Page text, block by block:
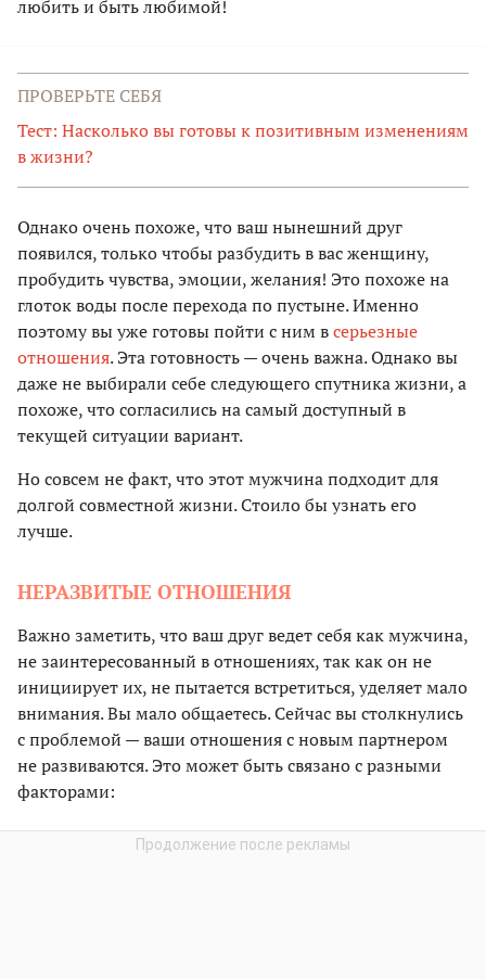
любить и быть любимой!
ПРОВЕРЬТЕ СЕБЯ
Тест: Насколько вы готовы к позитивным изменениям
в жизни?
Однако очень похоже, что ваш нынешний друг
появился, только чтобы разбудить в вас женщину,
пробудить чувства, эмоции, желания! Это похоже на
глоток воды после перехода по пустыне. Именно
поэтому вы уже готовы пойти с ним всерьезные
отношения. Эта готовность — очень важна. Однако вы
даже не выбирали себе следующего спутника жизни, а
похоже, что согласились на самый доступный в
текущей ситуации вариант.
Но совсем не факт, что этот мужчина подходит для
долгой совместной жизни. Стоило бы узнать его
лучше.
НЕРАЗВИТЫЕ ОТНОШЕНИЯ
Важно заметить, что ваш друг ведет себя как мужчина,
не заинтересованный в отношениях, так как он не
инициирует их, не пытается встретиться, уделяет мало
внимания. Вы мало общаетесь. Сейчас вы столкнулись
с проблемой — ваши отношения с новым партнером
не развиваются. Это может быть связано с разными
факторами: